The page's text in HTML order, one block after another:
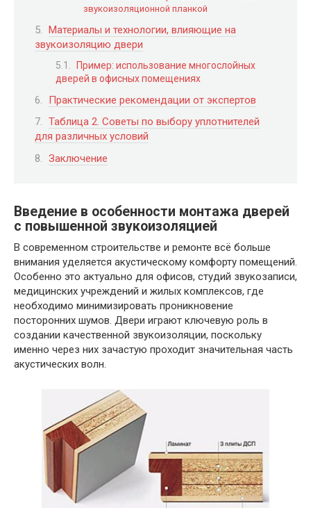
звукоизоляционной планкой
Материалы и технологии, влияющие на
звукоизоляцию двери
Пример: использование многослойных
дверей в офисных помещениях
Практические рекомендации от экспертов
Таблица 2. Советы по выбору уплотнителей
для различных условий
Заключение
Введение в особенности монтажа дверей
с повышенной звукоизоляцией
В современном строительстве и ремонте всё больше
внимания уделяется акустическому комфорту помещений.
Особенно это актуально для офисов, студий звукозаписи,
медицинских учреждений и жилых комплексов, где
необходимо минимизировать проникновение
посторонних шумов. Двери играют ключевую роль в
создании качественной звукоизоляции, поскольку
именно через них зачастую проходит значительная часть
акустических волн.